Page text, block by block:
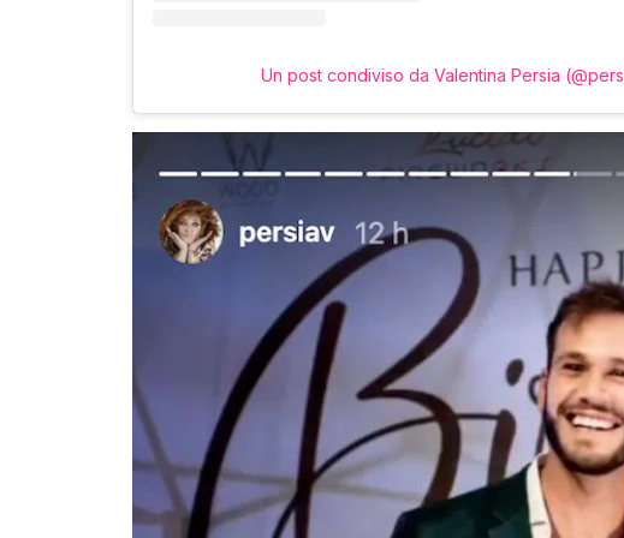
Un post condiviso da Valentina Persia